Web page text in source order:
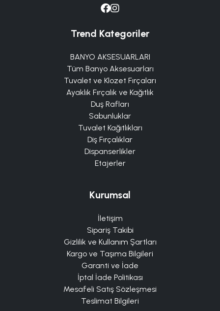
Trend Kategoriler
BANYO AKSESUARLARI
Tüm Banyo Aksesuarları
Tuvalet ve Klozet Fırçaları
Ayaklık Fırçalık ve Kağıtlık
Duş Rafları
Sabunluklar
Tuvalet Kağıtlıkları
Diş Fırçalıklar
Dispanserlikler
Etajerler
Kurumsal
İletişim
Sipariş Takibi
Gizlilik ve Kullanım Şartları
Kargo ve Taşıma Bilgileri
Garanti ve İade
İptal İade Politikası
Mesafeli Satış Sözleşmesi
Teslimat Bilgileri